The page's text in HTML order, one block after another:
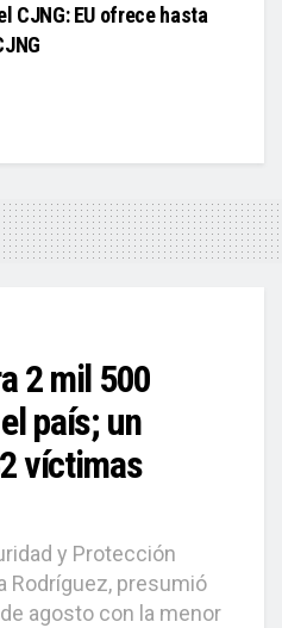
CJNG: EU ofrece hasta
2 mil 500
país; un
víctimas
y Protección
Rodríguez, presumió
agosto con la menor